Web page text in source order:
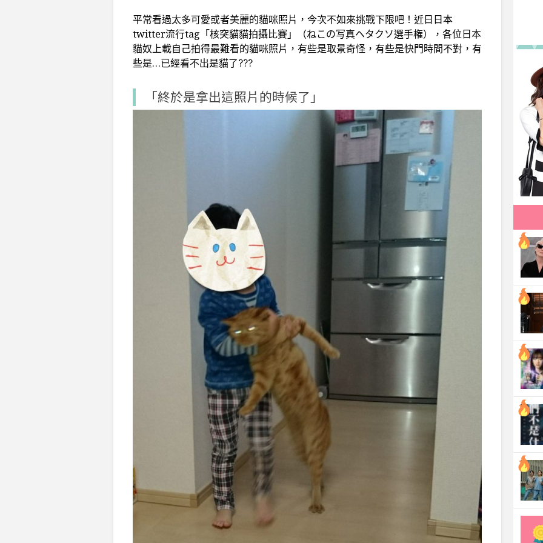
平常看過太多可愛或者美麗的貓咪照片，今次不如來挑戰下限吧！近日日本
twitter流行tag「核突貓貓拍攝比賽」（ねこの写真ヘタクソ選手権），各位日本
貓奴上載自己拍得最難看的貓咪照片，有些是取景奇怪，有些是快門時間不對，有
些是…已經看不出是貓了???
「終於是拿出這照片的時候了」